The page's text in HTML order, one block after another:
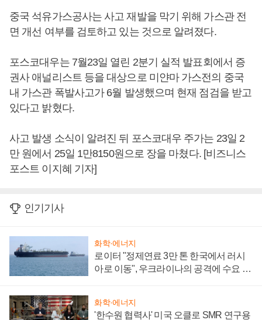
중국 석유가스공사는 사고 재발을 막기 위해 가스관 전
면 개선 여부를 검토하고 있는 것으로 알려졌다.
포스코대우는 7월23일 열린 2분기 실적 발표회에서 증
권사 애널리스트 등을 대상으로 미얀마 가스전의 중국
내 가스관 폭발사고가 6월 발생했으며 현재 점검을 받고
있다고 밝혔다.
사고 발생 소식이 알려진 뒤 포스코대우 주가는 23일 2
만 원에서 25일 1만8150원으로 장을 마쳤다. [비즈니스
포스트 이지혜 기자]
인기기사
화학·에너지
로이터 "정제연료 3만 톤 한국에서 러시
아로 이동", 우크라이나의 공격에 수요 늘
화학·에너지
'한수원 협력사' 미국 오클로 SMR 연구용